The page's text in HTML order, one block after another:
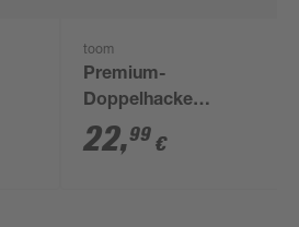
toom
Premium-
Doppelhacke
Carbonstahl 3 Zinken
154 cm
22,99 €